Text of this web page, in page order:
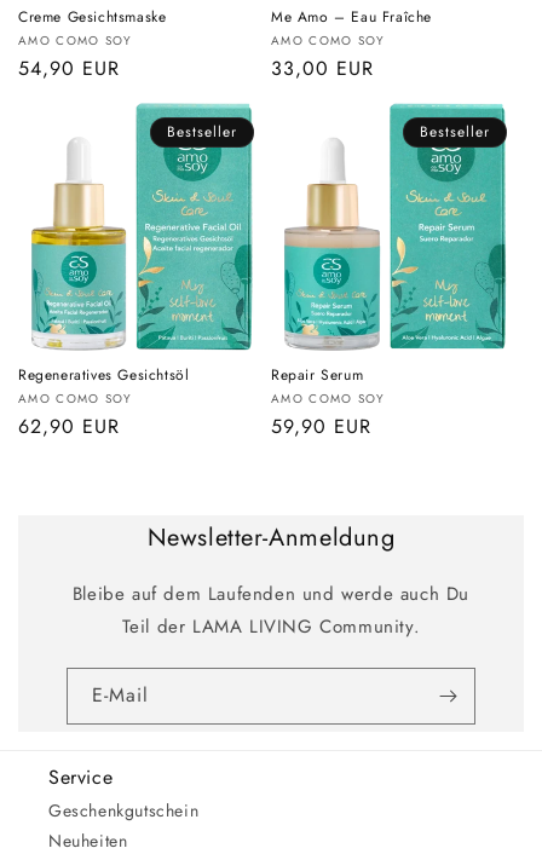
Creme Gesichtsmaske
Anbieter:
AMO COMO SOY
Normaler
54,90 EUR
Me Amo – Eau Fraîche
Anbieter:
AMO COMO SOY
Normaler
33,00 EUR
Bestseller
Regeneratives Gesichtsöl
Anbieter:
AMO COMO SOY
Normaler
62,90 EUR
Bestseller
Repair Serum
Anbieter:
AMO COMO SOY
Normaler
59,90 EUR
Newsletter-Anmeldung
Bleibe auf dem Laufenden und werde auch Du
Teil der LAMA LIVING Community.
E-Mail
Service
Geschenkgutschein
Neuheiten